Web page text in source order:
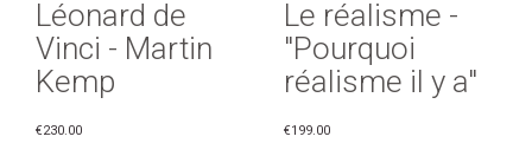
Léonard de
Vinci - Martin
Kemp
€230.00
Le réalisme -
"Pourquoi
réalisme il y a"
€199.00